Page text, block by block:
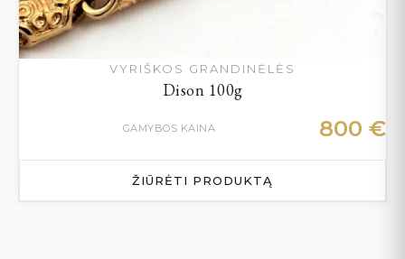
VYRIŠKOS GRANDINĖLĖS
Dison 100g
GAMYBOS KAINA 800 €
ŽIŪRĖTI PRODUKTĄ